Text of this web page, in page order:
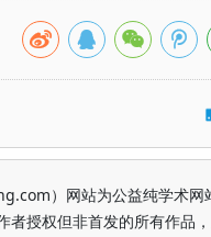
）网站为公益纯学术网
者授权但非首发的所有作品